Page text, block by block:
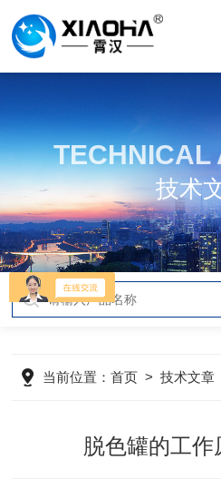
TECHNICAL
技术
当前位置：首页 >技术文章
脱色罐的工作